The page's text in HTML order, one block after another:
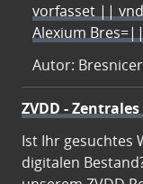
vorfasset ||
Alexium
Autor:
ZVDD -
Ist Ihr gesuchtes
digitalen